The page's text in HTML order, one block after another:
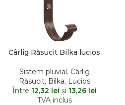
Cârlig Răsucit Bilka lucios
Sistem pluvial, Cârlig
Răsucit, Bilka, Lucios
Între 12,32 lei şi 13,26 lei
TVA inclus